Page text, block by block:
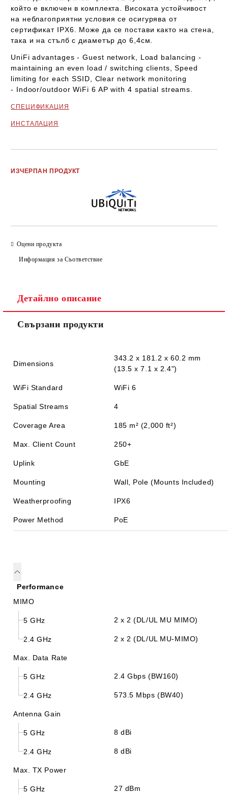
който е включен в комплекта. Високата устойчивост
на неблагоприятни условия се осигурява от
сертификат IPX6 . Може да се постави както на стена,
така и на стълб с диаметър до 6,4см.
UniFi advantages - Guest network, Load balancing -
maintaining an even load / switching clients, Speed
limiting for each SSID, Clear network monitoring
- Indoor/outdoorWiFi 6 AP with 4 spatial streams.
СПЕЦИФИКАЦИЯ
ИНСТАЛАЦИЯ
ИЗЧЕРПАН ПРОДУКТ
Оцени продукта
Информация за Съответствие
Детайлно описание
Свързани продукти
Dimensions
343.2 x 181.2 x 60.2 mm
(13.5 x 7.1 x 2.4")
WiFi Standard WiFi 6
Spatial Streams 4
Coverage Area 185 m² (2,000 ft²)
Max. Client Count 250+
Uplink GbE
Mounting Wall, Pole (Mounts Included)
Weatherproofing IPX6
Power Method PoE
Performance
MIMO
5 GHz 2 x 2 (DL/UL MU MIMO)
2.4 GHz 2 x 2 (DL/UL MU-MIMO)
Max. Data Rate
5 GHz 2.4 Gbps (BW160)
2.4 GHz 573.5 Mbps (BW40)
Antenna Gain
5 GHz 8 dBi
2.4 GHz 8 dBi
Max. TX Power
5 GHz 27 dBm